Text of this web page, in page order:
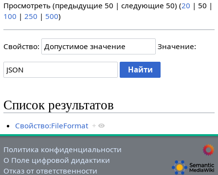
Просмотреть (предыдущие 50 | следующие 50) (20 | 50 |
100 | 250 | 500)
Свойство: Значение:
Список результатов
Свойство:FileFormat +
Политика конфиденциальности
О Поле цифровой дидактики
Отказ от ответственности